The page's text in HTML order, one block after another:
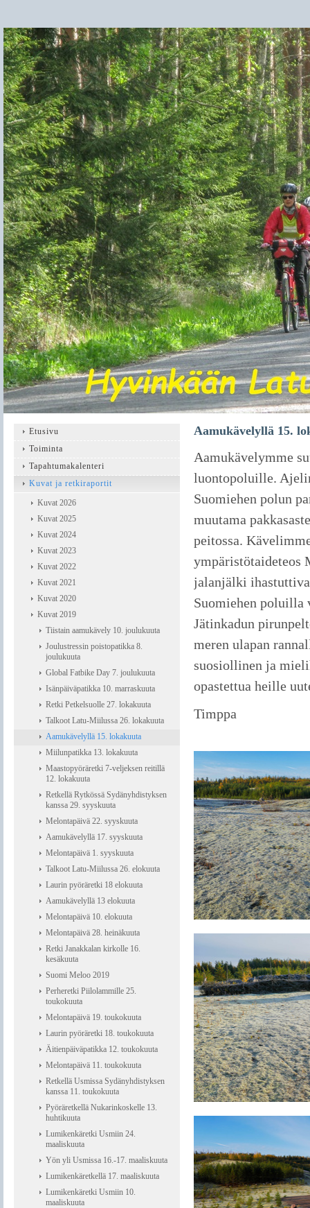
Aamukävelyllä 15.
Aamukävelymme
luontopoluille.
Suomiehen polun
muutama
peitossa.
ympäristötaideteos
jalanjälki
Suomiehen poluilla
Jätinkadun
meren ulapan
suosiollinen ja
opastettua heille
Timppa
Etusivu
Toiminta
Tapahtumakalenteri
Kuvat ja retkiraportit
Kuvat 2026
Kuvat 2025
Kuvat 2024
Kuvat 2023
Kuvat 2022
Kuvat 2021
Kuvat 2020
Kuvat 2019
Tiistain aamukävely 10. joulukuuta
Joulustressin poistopatikka 8.
joulukuuta
Global Fatbike Day 7. joulukuuta
Isänpäiväpatikka 10. marraskuuta
Retki Petkelsuolle 27. lokakuuta
Talkoot Latu-Miilussa 26. lokakuuta
Aamukävelyllä 15. lokakuuta
Miilunpatikka 13. lokakuuta
Maastopyöräretki 7-veljeksen reitillä
12. lokakuuta
Retkellä Rytkössä Sydänyhdistyksen
kanssa 29. syyskuuta
Melontapäivä 22. syyskuuta
Aamukävelyllä 17. syyskuuta
Melontapäivä 1. syyskuuta
Talkoot Latu-Miilussa 26. elokuuta
Laurin pyöräretki 18 elokuuta
Aamukävelyllä 13 elokuuta
Melontapäivä 10. elokuuta
Melontapäivä 28. heinäkuuta
Retki Janakkalan kirkolle 16.
kesäkuuta
Suomi Meloo 2019
Perheretki Piilolammille 25.
toukokuuta
Melontapäivä 19. toukokuuta
Laurin pyöräretki 18. toukokuuta
Äitienpäiväpatikka 12. toukokuuta
Melontapäivä 11. toukokuuta
Retkellä Usmissa Sydänyhdistyksen
kanssa 11. toukokuuta
Pyöräretkellä Nukarinkoskelle 13.
huhtikuuta
Lumikenkäretki Usmiin 24.
maaliskuuta
Yön yli Usmissa 16.-17. maaliskuuta
Lumikenkäretkellä 17. maaliskuuta
Lumikenkäretki Usmiin 10.
maaliskuuta